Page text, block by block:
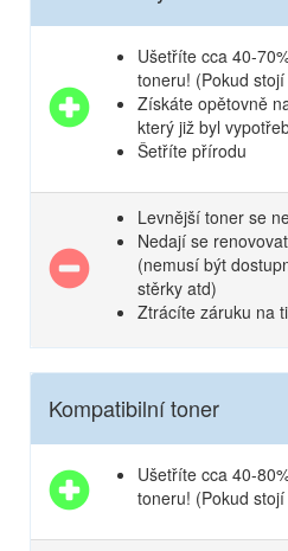
Ušetříte cca 40-
toneru! (Pokud
Získáte opětovně
který již byl
Šetříte přírodu
Levnější toner se
Nedají se
(nemusí být
stěrky atd)
Ztrácíte záruku na
Kompatibilní toner
Ušetříte cca 40-
toneru! (Pokud